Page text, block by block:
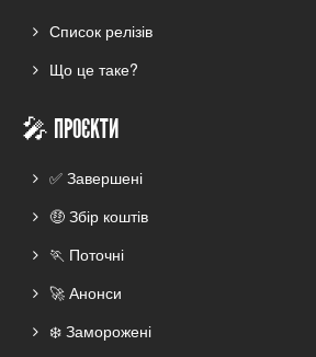
Список релізів
Що це таке?
🎤 ПРОЄКТИ
✅ Завершені
🤑 Збір коштів
🏃 Поточні
🚀 Анонси
❄️ Заморожені